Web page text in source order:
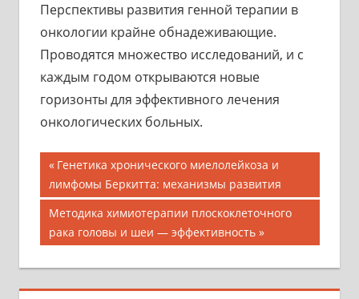
Перспективы развития генной терапии в
онкологии крайне обнадеживающие.
Проводятся множество исследований, и с
каждым годом открываются новые
горизонты для эффективного лечения
онкологических больных.
Навигация
по
записям
Предыдущая
запись;
Генетика хронического миелолейкоза и
лимфомы Беркитта: механизмы развития
Следующая
запись:
Методика химиотерапии плоскоклеточного
рака головы и шеи — эффективность